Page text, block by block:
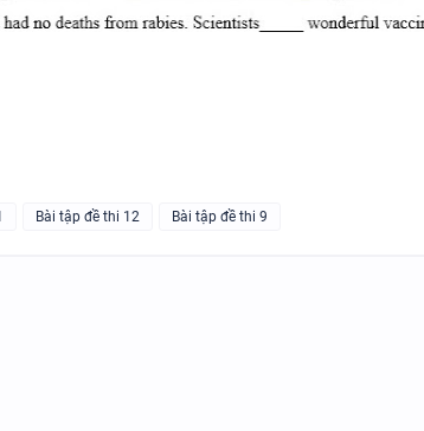
7 - GLOBAL SUCCESS - HỌC KỲ 1
10 - GLOBAL SUCCESS - CÓ TÍCH
HỢP NĂNG LỰC SỐ - CẢ NĂM
Bài tập đề thi 12 Bài tập đề thi 9